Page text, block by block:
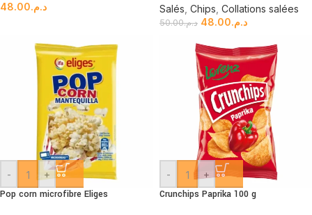
د.م.48.00 Salés Chips Collations salées
د.م.50.00 د.م.48.00
- +
Pop corn microfibre Eliges
- +
Crunchips Paprika 100 g